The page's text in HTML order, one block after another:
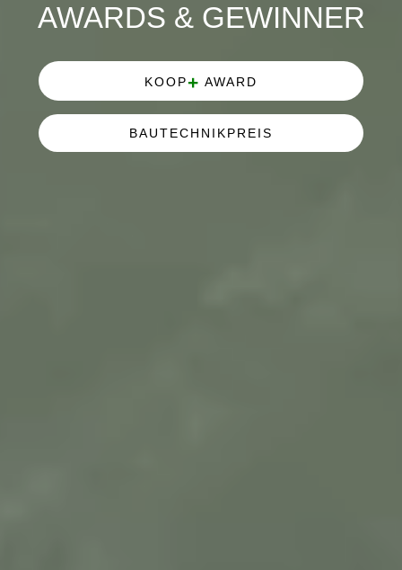
AWARDS & GEWINNER
KOOP+ AWARD
BAUTECHNIKPREIS